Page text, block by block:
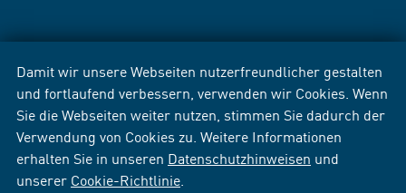
Damit wir unsere Webseiten nutzerfreundlicher gestalten
und fortlaufend verbessern, verwenden wir Cookies. Wenn
Sie die Webseiten weiter nutzen, stimmen Sie dadurch der
Verwendung von Cookies zu. Weitere Informationen
erhalten Sie in unseren Datenschutzhinweisen und
unserer Cookie-Richtlinie